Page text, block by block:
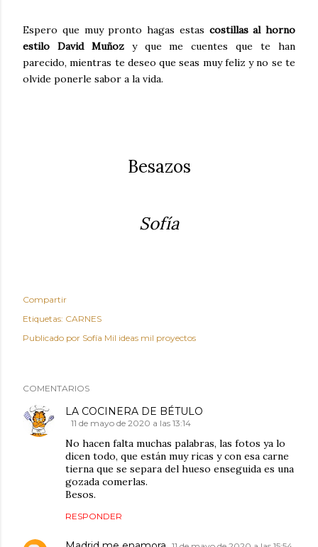
Espero que muy pronto hagas estas costillas al horno
estilo David Muñozy que me cuentes que te han
parecido, mientras te deseo que seas muy feliz y no se te
olvide ponerle sabor a la vida.
Besazos
Sofía
Compartir
Etiquetas: CARNES
Publicado por Sofía Mil ideas mil proyectos
COMENTARIOS
LA COCINERA DE BÉTULO
11 de mayo de 2020 a las 13:14
No hacen falta muchas palabras, las fotos ya lo
dicen todo, que están muy ricas y con esa carne
tierna que se separa del hueso enseguida es una
gozada comerlas.
Besos.
RESPONDER